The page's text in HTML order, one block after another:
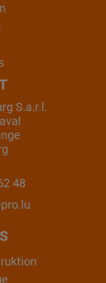
S.a.r.l.
48